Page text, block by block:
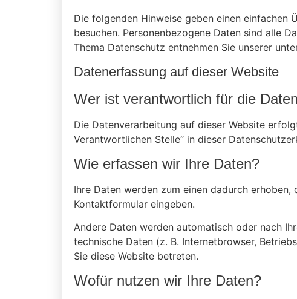
Die folgenden Hinweise geben einen einfachen
besuchen. Personenbezogene Daten sind alle
Thema Datenschutz entnehmen Sie unserer
Datenerfassung auf dieser Website
Wer ist verantwortlich für die
Die Datenverarbeitung auf dieser Website
Verantwortlichen Stelle“ in dieser
Wie erfassen wir Ihre Daten?
Ihre Daten werden zum einen dadurch
Kontaktformular eingeben.
Andere Daten werden automatisch oder nach
technische Daten (z. B. Internetbrowser,
Sie diese Website betreten.
Wofür nutzen wir Ihre Daten?